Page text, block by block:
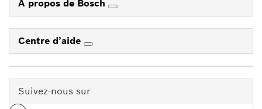
À propos de Bosch
Centre d’aide
Suivez-nous sur